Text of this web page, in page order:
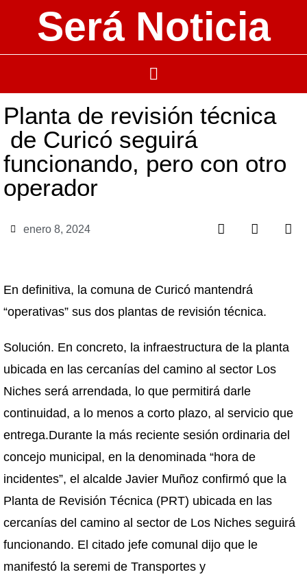
Será Noticia
Planta de revisión técnica
de Curicó seguirá
funcionando, pero con otro
operador
enero 8, 2024
En definitiva, la comuna de Curicó mantendrá
“operativas” sus dos plantas de revisión técnica.
Solución. En concreto, la infraestructura de la planta
ubicada en las cercanías del camino al sector Los
Niches será arrendada, lo que permitirá darle
continuidad, a lo menos a corto plazo, al servicio que
entrega.Durante la más reciente sesión ordinaria del
concejo municipal, en la denominada “hora de
incidentes”, el alcalde Javier Muñoz confirmó que la
Planta de Revisión Técnica (PRT) ubicada en las
cercanías del camino al sector de Los Niches seguirá
funcionando. El citado jefe comunal dijo que le
manifestó la seremi de Transportes y